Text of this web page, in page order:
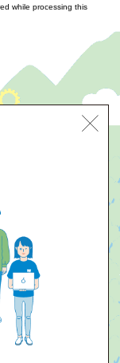
while processing this